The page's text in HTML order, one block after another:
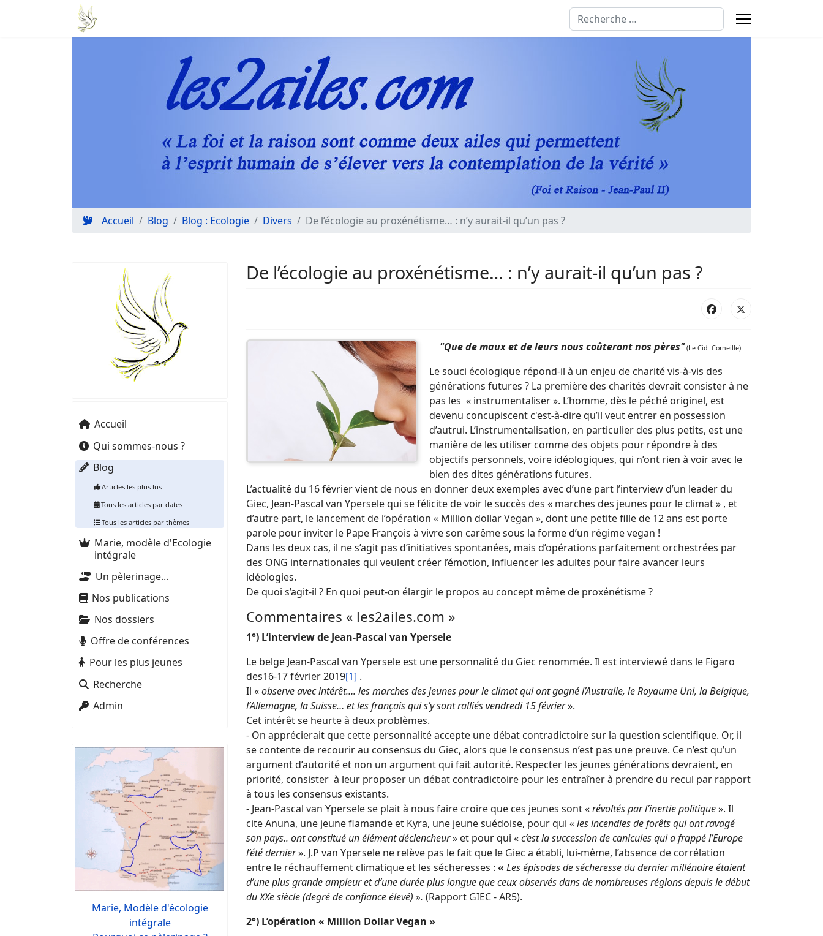
Rechercher
Accueil Blog Blog : Ecologie Divers De l’écologie au proxénétisme… : n’y aurait-il qu’un pas ?
Accueil
Qui sommes-nous ?
Blog
Articles les plus lus
Tous les articles par dates
Tous les articles par thèmes
Marie, modèle d'Ecologie
intégrale
Un pèlerinage...
Nos publications
Nos dossiers
Offre de conférences
Pour les plus jeunes
Recherche
Admin
Marie, Modèle d'écologie
intégrale
De l’écologie au proxénétisme… : n’y aurait-il qu’un pas ?
"Que de maux et de leurs nous coûteront nos pères" (Le Cid- Corneille)
Le souci écologique répond-il à un enjeu de charité vis-à-vis des
générations futures ? La première des charités devrait consister à ne
pas les « instrumentaliser ». L’homme, dès le péché originel, est
devenu concupiscent c'est-à-dire qu’il veut entrer en possession
d’autrui. L’instrumentalisation, en particulier des plus petits, est une
manière de les utiliser comme des objets pour répondre à des
objectifs personnels, voire idéologiques, qui n’ont rien à voir avec le
bien des dites générations futures.
L’actualité du 16 février vient de nous en donner deux exemples avec d’une part l’interview d’un leader du
Giec, Jean-Pascal van Ypersele qui se félicite de voir le succès des « marches des jeunes pour le climat » , et
d’autre part, le lancement de l’opération « Million dollar Vegan », dont une petite fille de 12 ans est porte
parole pour inviter le Pape François à vivre son carême sous la forme d’un régime vegan !
Dans les deux cas, il ne s’agit pas d’initiatives spontanées, mais d’opérations parfaitement orchestrées par
des ONG internationales qui veulent créer l’émotion, influencer les adultes pour faire avancer leurs
idéologies.
De quoi s’agit-il ? En quoi peut-on élargir le propos au concept même de proxénétisme ?
Commentaires « les2ailes.com »
1°) L’interview de Jean-Pascal van Ypersele
Le belge Jean-Pascal van Ypersele est une personnalité du Giec renommée. Il est interviewé dans le Figaro
des16-17 février 2019[1] .
Il «observe avec intérêt…. les marches des jeunes pour le climat qui ont gagné l’Australie, le Royaume Uni, la Belgique,
l’Allemagne, la Suisse… et les français qui s’y sont ralliés vendredi 15 février».
Cet intérêt se heurte à deux problèmes.
- On apprécierait que cette personnalité accepte une débat contradictoire sur la question scientifique. Or, il
se contente de recourir au consensus du Giec, alors que le consensus n’est pas une preuve. Ce n’est qu’un
argument d’autorité et non un argument qui fait autorité. Respecter les jeunes générations devraient, en
priorité, consister à leur proposer un débat contradictoire pour les entraîner à prendre du recul par rapport
à tous les consensus existants.
- Jean-Pascal van Ypersele se plait à nous faire croire que ces jeunes sont «révoltés par l’inertie politique». Il
cite Anuna, une jeune flamande et Kyra, une jeune suédoise, pour qui «les incendies de forêts qui ont ravagé
son pays.. ont constitué un élément déclencheur» et pour qui «c’est la succession de canicules qui a frappé l’Europe
l’été dernier». J.P van Ypersele ne relève pas le fait que le Giec a établi, lui-même, l’absence de corrélation
entre le réchauffement climatique et les sécheresses : « Les épisodes de sécheresse du dernier millénaire étaient
d’une plus grande ampleur et d’une durée plus longue que ceux observés dans de nombreuses régions depuis le début
du XXe siècle (degré de confiance élevé) ». (Rapport GIEC - AR5).
2°) L’opération « Million Dollar Vegan »